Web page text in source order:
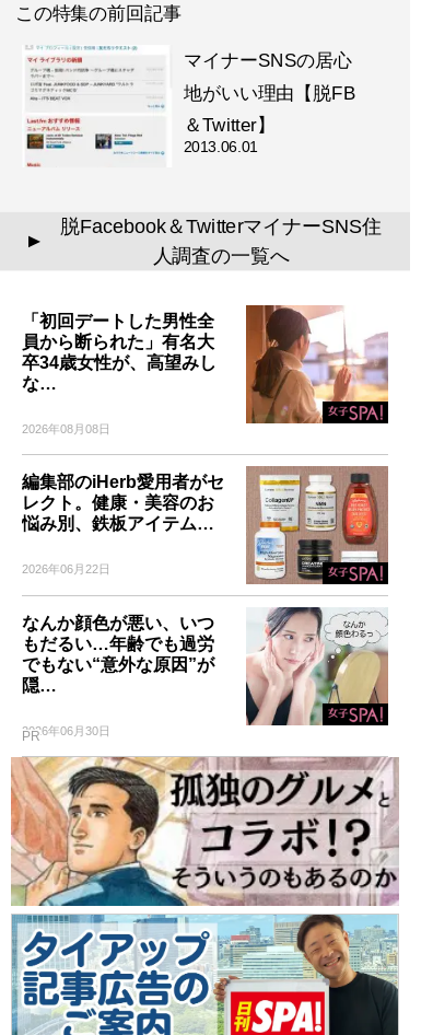
この特集の前回記事
マイナーSNSの居心
地がいい理由【脱FB
＆Twitter】
2013.06.01
▲
脱Facebook＆TwitterマイナーSNS住
人調査の一覧へ
「初回デートした男性全
員から断られた」有名大
卒34歳女性が、高望みし
な…
2026年08月08日
編集部のiHerb愛用者がセ
レクト。健康・美容のお
悩み別、鉄板アイテム…
2026年06月22日
なんか顔色が悪い、いつ
もだるい…年齢でも過労
でもない“意外な原因”が
隠…
2026年06月30日
PR